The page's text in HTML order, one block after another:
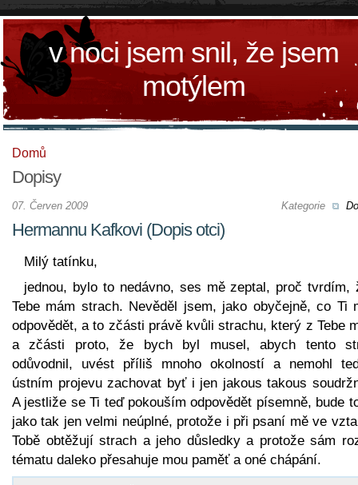
v noci jsem snil, že jsem
motýlem
Domů
Dopisy
Kategorie
07. Červen 2009
Hermannu Kafkovi (Dopis otci)
Milý tatínku,
jednou, bylo to nedávno, ses mě zeptal, proč tvrdím,
Tebe mám strach. Nevěděl jsem, jako obyčejně, co Ti
odpovědět, a to zčásti právě kvůli strachu, který z Tebe
a zčásti proto, že bych byl musel, abych tento
odůvodnil, uvést příliš mnoho okolností a nemohl
ústním projevu zachovat byť i jen jakous takous
A jestliže se Ti teď pokouším odpovědět písemně, bude
jako tak jen velmi neúplné, protože i při psaní mě ve
Tobě obtěžují strach a jeho důsledky a protože sám
tématu daleko přesahuje mou paměť a oné chápání.